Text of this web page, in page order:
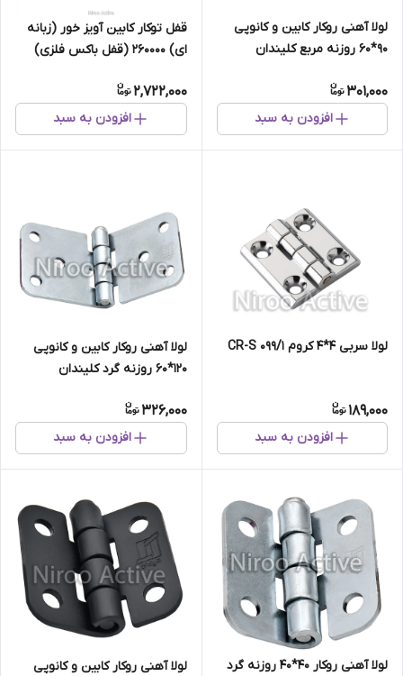
لولا آهنی روکار کابین و کانوپی
۹۰*۶۰ روزنه مربع کلیندان
301,000
افزودن به سبد
قفل توکار کابین آویز خور (زبانه
ای) 260000 (قفل باکس فلزی)
2,722,000
افزودن به سبد
لولا سربی ۴*۴ کروم ۰۹۹/۱ CR-S
189,000
افزودن به سبد
لولا آهنی روکار کابین و کانوپی
۱۲۰*۶۰ روزنه گرد کلیندان
326,000
افزودن به سبد
لولا آهنی روکار ۴۰*۴۰ روزنه گرد
لولا آهنی روکار کابین و کانوپی